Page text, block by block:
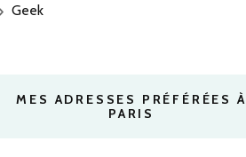
Geek
MES ADRESSES PRÉFÉRÉES À
PARIS